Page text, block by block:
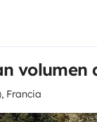
volumen
Francia